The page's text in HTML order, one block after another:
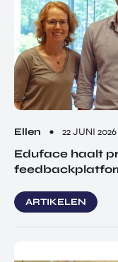
Ellen 22 JUNI 2026
Eduface haalt
ARTIKELEN